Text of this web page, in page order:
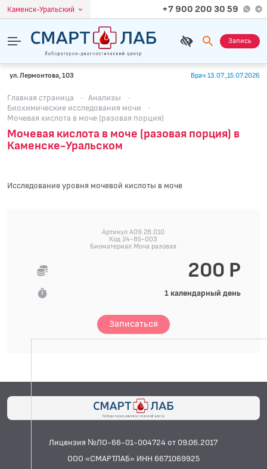
Каменск-Уральский +7 900 200 30 59
Запись
ул. Лермонтова, 103 Врач 13.07.,15.07.2026
Главная страница · Анализы
·
Биохимические исследования мочи
·
Мочевая кислота в моче (разовая порция)
Мочевая кислота в моче (разовая порция) в
Каменске-Уральском
Исследование уровня мочевой кислоты в моче
Артикул A09.28.010
Код 24-85-003
Биоматериал Моча разовая
200 Р
1 календарный день
Записаться
Лицензия №ЛО-66-01-004724 от 09.06.2017
ООО «СМАРТЛАБ» ИНН 6671069925